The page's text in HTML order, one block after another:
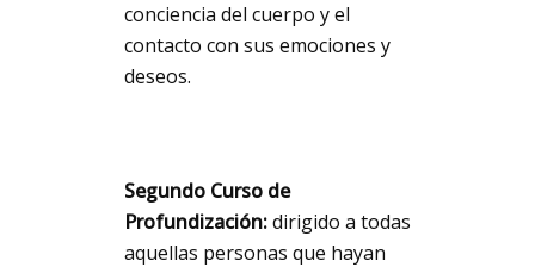
conciencia del cuerpo y el
contacto con sus emociones y
deseos.
Segundo Curso de
Profundización:dirigido a todas
aquellas personas que hayan